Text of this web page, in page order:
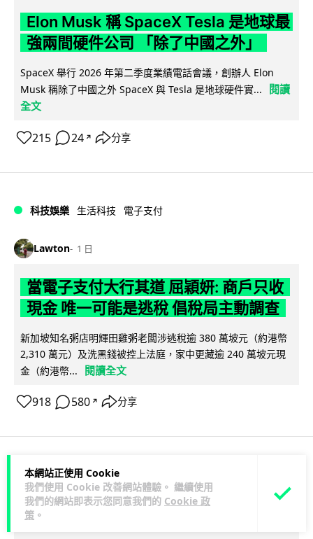
本網站正使用 Cookie
我們使用 Cookie 改善網站體驗。 繼續使用
我們的網站即表示您同意我們的 Cookie 政
策 。
Elon Musk 稱 SpaceX Tesla 是地球最
強兩間硬件公司 「除了中國之外」
SpaceX 舉行 2026 年第二季度業績電話會議，創辦人 Elon
Musk 稱除了中國之外 SpaceX 與 Tesla 是地球硬件實...
閱讀
全文
215 24 ↗ 分享
科技娛樂 生活科技 電子支付
Lawton 1 日
當電子支付大行其道 屈穎妍: 商戶只收
現金 唯一可能是逃稅 倡稅局主動調查
新加坡知名粥店明輝田雞粥老闆涉逃稅逾 380 萬坡元（約港幣
2,310 萬元）及洗黑錢被控上法庭，家中更藏逾 240 萬坡元現
金（約港幣...
閱讀全文
918 580 ↗ 分享
人工智能
arthur